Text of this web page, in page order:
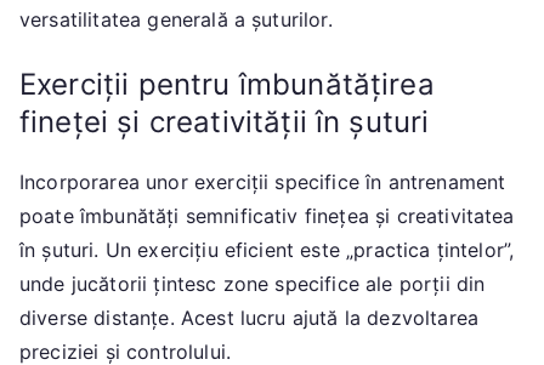
versatilitatea generală a șuturilor.
Exerciții pentru îmbunătățirea
fineței și creativității în șuturi
Incorporarea unor exerciții specifice în antrenament
poate îmbunătăți semnificativ finețea și creativitatea
în șuturi. Un exercițiu eficient este „practica țintelor”,
unde jucătorii țintesc zone specifice ale porții din
diverse distanțe. Acest lucru ajută la dezvoltarea
preciziei și controlului.